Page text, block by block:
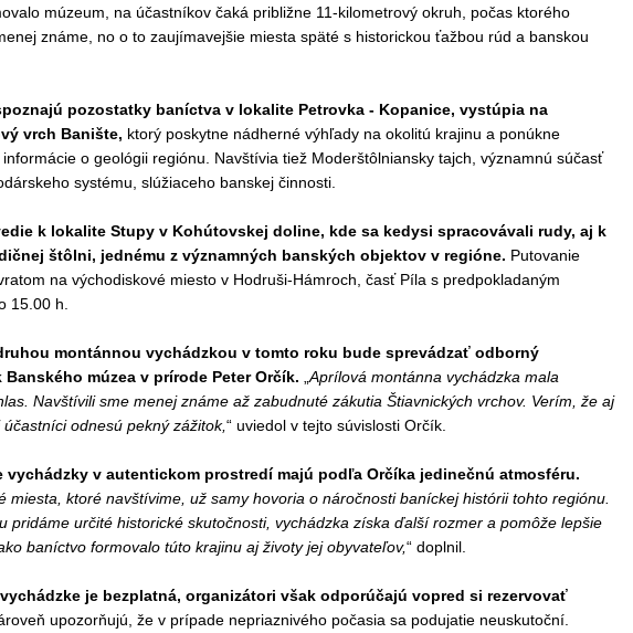
múzeum, na účastníkov čaká približne 11-kilometrový okruh, počas ktorého
známe, no o to zaujímavejšie miesta späté s historickou ťažbou rúd a banskou
pozostatky baníctva v lokalite Petrovka - Kopanice, vystúpia na
vrch Banište, ktorý poskytne nádherné výhľady na okolitú krajinu a ponúkne
o geológii regiónu. Navštívia tiež Moderštôlniansky tajch, významnú súčasť
systému, slúžiaceho banskej činnosti.
k lokalite Stupy v Kohútovskej doline, kde sa kedysi spracovávali rudy, aj k
štôlni, jednému z významných banských objektov v regióne. Putovanie
na východiskové miesto v Hodruši-Hámroch, časť Píla s predpokladaným
15.00 h.
montánnou vychádzkou v tomto roku bude sprevádzať odborný
Banského múzea v prírode Peter Orčík.
Aprílová montánna vychádzka mala
Navštívili sme menej známe až zabudnuté zákutia Štiavnických vrchov. Verím, že aj
odnesú pekný zážitok,“ uviedol v tejto súvislosti Orčík.
vychádzky v autentickom prostredí majú podľa Orčíka jedinečnú atmosféru.
miesta, ktoré navštívime, už samy hovoria o náročnosti baníckej histórii tohto regiónu.
pridáme určité historické skutočnosti, vychádzka získa ďalší rozmer a pomôže lepšie
baníctvo formovalo túto krajinu aj životy jej obyvateľov,“ doplnil.
je bezplatná, organizátori však odporúčajú vopred si rezervovať
upozorňujú, že v prípade nepriaznivého počasia sa podujatie neuskutoční.